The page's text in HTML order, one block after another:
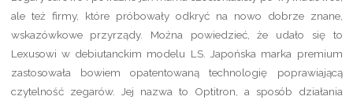
ale też firmy, które próbowały odkryć na nowo dobrze znane,
wskazówkowe przyrządy. Można powiedzieć, że udało się to
Lexusowi w debiutanckim modelu LS. Japońska marka premium
zastosowała bowiem opatentowaną technologię poprawiającą
czytelność zegarów. Jej nazwa to Optitron, a sposób działania